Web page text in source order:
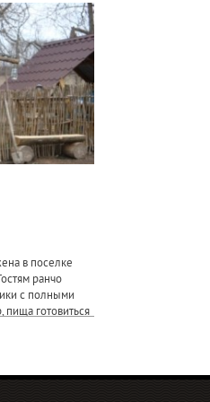
в поселке
ранчо
с полными
пища готовиться